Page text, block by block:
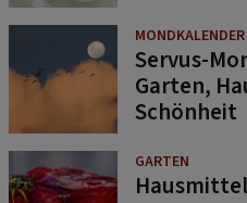
MONDKALENDER
Servus-
Garten,
Schönheit
GARTEN